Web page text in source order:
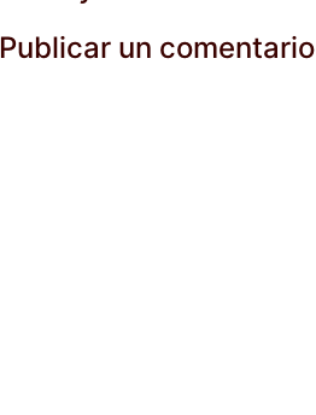
Publicar un comentario